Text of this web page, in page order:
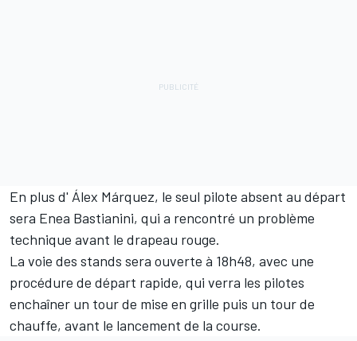
En plus d' Álex Márquez, le seul pilote absent au départ
sera Enea Bastianini, qui a rencontré un problème
technique avant le drapeau rouge.
La voie des stands sera ouverte à 18h48, avec une
procédure de départ rapide, qui verra les pilotes
enchaîner un tour de mise en grille puis un tour de
chauffe, avant le lancement de la course.